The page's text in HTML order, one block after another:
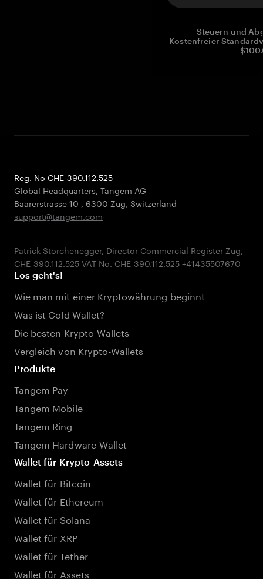
Steuern und
Kostenfreier
Reg. No CHE-390.112.525
Global Headquarters, Tangem AG
Baarerstrasse 10 , 6300 Zug, Switzerland
support@tangem.com
Patrick Storchenegger, Director Commercial Register Zug,
Los geht's!
Wie man mit einer Kryptowährung beginnt
Was ist Cold Wallet?
Die besten Krypto-Wallets
Vergleich von Krypto-Wallets
Produkte
Tangem Pay
Tangem Mobile
Tangem Ring
Tangem Hardware-Wallet
Wallet für Krypto-Assets
Wallet für Bitcoin
Wallet für Ethereum
Wallet für Solana
Wallet für XRP
Wallet für Tether
Wallet für Assets